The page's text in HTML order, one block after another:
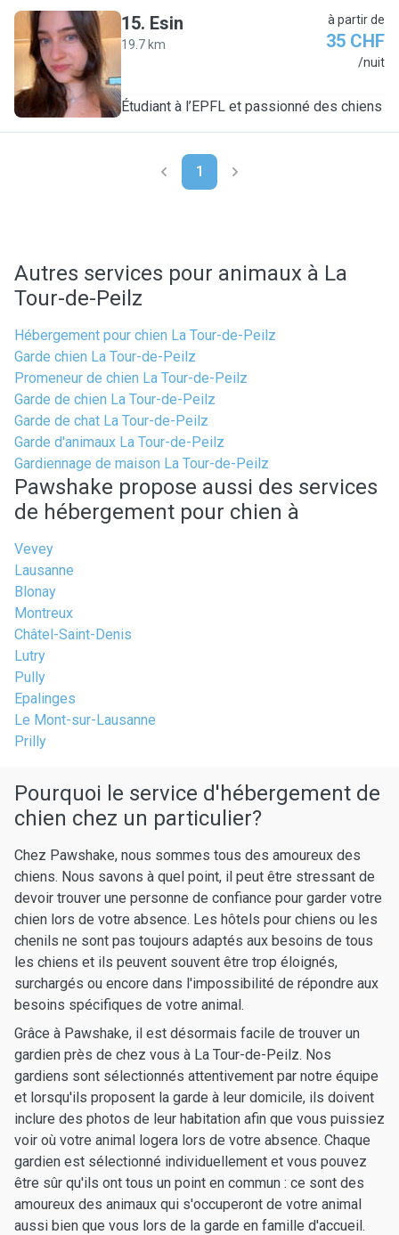
E
15. Esin
19.7 km
à partir de
35 CHF
/nuit
Étudiant à l’EPFL et passionné des chiens
1
Autres services pour animaux à La
Tour-de-Peilz
Hébergement pour chien La Tour-de-Peilz
Garde chien La Tour-de-Peilz
Promeneur de chien La Tour-de-Peilz
Garde de chien La Tour-de-Peilz
Garde de chat La Tour-de-Peilz
Garde d'animaux La Tour-de-Peilz
Gardiennage de maison La Tour-de-Peilz
Pawshake propose aussi des services
de hébergement pour chien à
Vevey
Lausanne
Blonay
Montreux
Châtel-Saint-Denis
Lutry
Pully
Epalinges
Le Mont-sur-Lausanne
Prilly
Pourquoi le service d'hébergement de
chien chez un particulier?
Chez Pawshake, nous sommes tous des amoureux des
chiens. Nous savons à quel point, il peut être stressant de
devoir trouver une personne de confiance pour garder votre
chien lors de votre absence. Les hôtels pour chiens ou les
chenils ne sont pas toujours adaptés aux besoins de tous
les chiens et ils peuvent souvent être trop éloignés,
surchargés ou encore dans l'impossibilité de répondre aux
besoins spécifiques de votre animal.
Grâce à Pawshake, il est désormais facile de trouver un
gardien près de chez vous à La Tour-de-Peilz. Nos
gardiens sont sélectionnés attentivement par notre équipe
et lorsqu'ils proposent la garde à leur domicile, ils doivent
inclure des photos de leur habitation afin que vous puissiez
voir où votre animal logera lors de votre absence. Chaque
gardien est sélectionné individuellement et vous pouvez
être sûr qu'ils ont tous un point en commun : ce sont des
amoureux des animaux qui s'occuperont de votre animal
aussi bien que vous lors de la garde en famille d'accueil.